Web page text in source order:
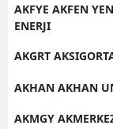
AKFYE AKFEN
ENERJI
AKGRT
AKHAN AKHAN
AKMGY